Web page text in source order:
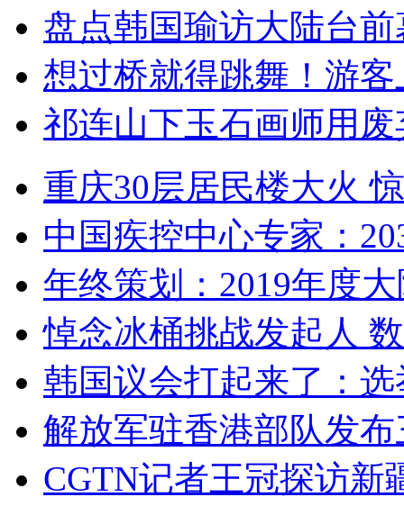
盘点韩国瑜访大陆台
想过桥就得跳舞！游客
祁连山下玉石画师用
重庆30层居民楼大火
中国疾控中心专家：
年终策划：2019年度
悼念冰桶挑战发起人
韩国议会打起来了：
解放军驻香港部队发
CGTN记者王冠探访新